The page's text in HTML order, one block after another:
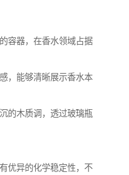
容器，在香水领域占据
，能够清晰展示香水本
的木质调，透过玻璃瓶
优异的化学稳定性，不